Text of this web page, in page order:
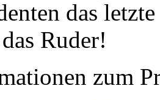
das
Ruder!
zum